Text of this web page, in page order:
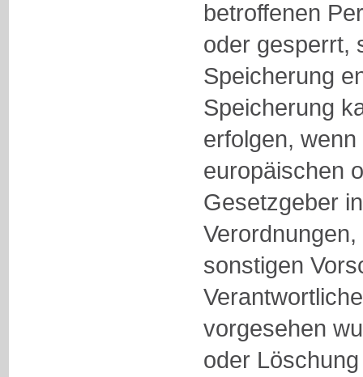
betroffenen
oder gesperrt,
Speicherung
Speicherung
erfolgen,
europäischen
Gesetzgeber
sonstigen
vorgesehen
oder